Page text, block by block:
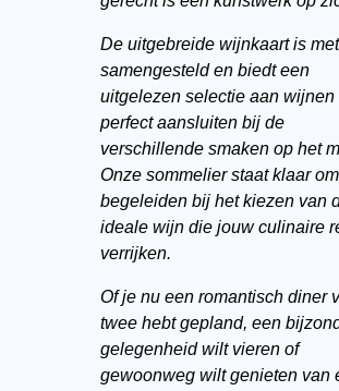
De uitgebreide wijnkaart is
samengesteld en biedt een
uitgelezen selectie aan wijnen
perfect aansluiten bij de
verschillende smaken op het
Onze sommelier staat klaar
begeleiden bij het kiezen van
ideale wijn die jouw culinaire
verrijken.
Of je nu een romantisch diner
twee hebt gepland, een
gelegenheid wilt vieren of
gewoonweg wilt genieten van